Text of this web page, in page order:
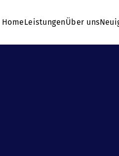
HomeLeistungenÜber uns